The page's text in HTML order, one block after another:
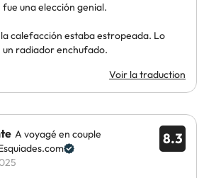
una elección genial.
calefacción estaba estropeada. Lo
un radiador enchufado.
Voir la traduction
8.3
A voyagé en couple